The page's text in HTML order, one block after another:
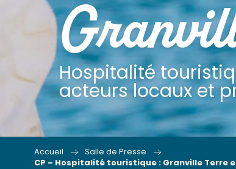
Hospitalité
acteurs locaux et
Accueil
Salle de Presse
CP – Hospitalité touristique : Granville